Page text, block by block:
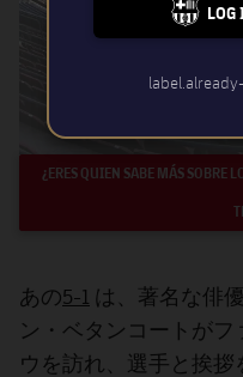
¿ERES QUIEN SABE MÁS SOBRE
あの5-1 は、著名な俳
ン・ベタンコートが
ウを訪れ、選手と挨拶